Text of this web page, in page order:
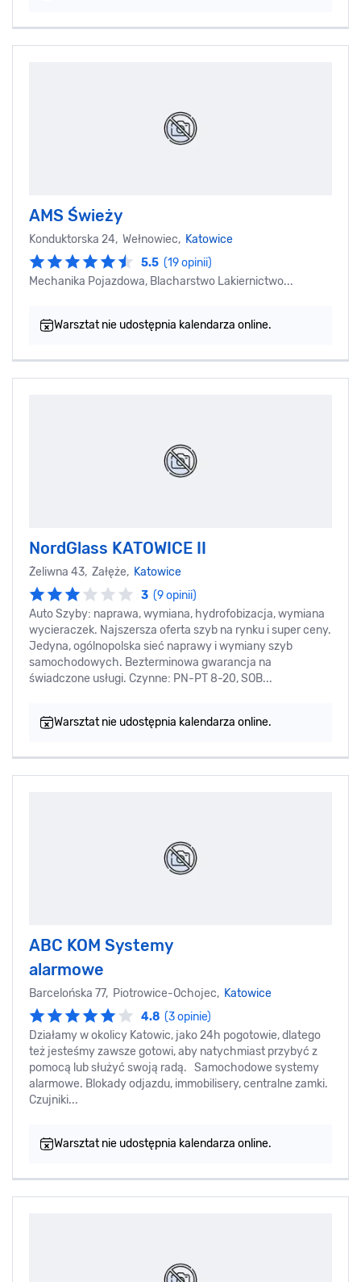
AMS Świeży
Konduktorska 24, Wełnowiec, Katowice
5.5 (19 opinii)
Mechanika Pojazdowa, Blacharstwo Lakiernictwo...
Warsztat nie udostępnia kalendarza online.
NordGlass KATOWICE II
Żeliwna 43, Załęże, Katowice
3 (9 opinii)
Auto Szyby: naprawa, wymiana, hydrofobizacja, wymiana
wycieraczek. Najszersza oferta szyb na rynku i super ceny.
Jedyna, ogólnopolska sieć naprawy i wymiany szyb
samochodowych. Bezterminowa gwarancja na
świadczone usługi. Czynne: PN-PT 8-20, SOB...
Warsztat nie udostępnia kalendarza online.
ABC KOM Systemy
alarmowe
Barcelońska 77, Piotrowice-Ochojec, Katowice
4.8 (3 opinie)
Działamy w okolicy Katowic, jako 24h pogotowie, dlatego
też jesteśmy zawsze gotowi, aby natychmiast przybyć z
pomocą lub służyć swoją radą. Samochodowe systemy
alarmowe. Blokady odjazdu, immobilisery, centralne zamki.
Czujniki...
Warsztat nie udostępnia kalendarza online.